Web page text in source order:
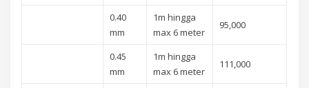
0.40
mm
1m hingga
max 6 meter
95,000
0.45
mm
1m hingga
max 6 meter
111,000